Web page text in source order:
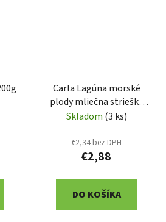
Carla Lagúna morské
plody mliečna strieška
125g (VH4655)
Skladom (3 ks)
€2,34 bez DPH
€2,88
DO KOŠÍKA